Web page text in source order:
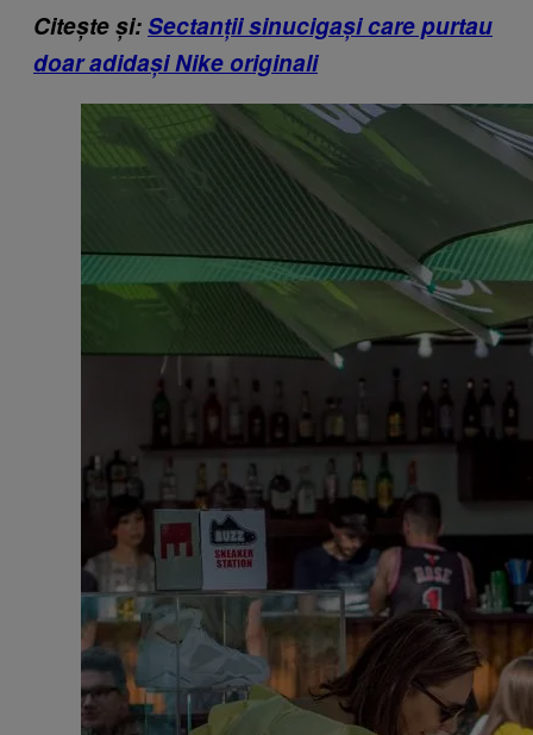
Citește și:Sectanții sinucigași care purtau
doar adidași Nike originali